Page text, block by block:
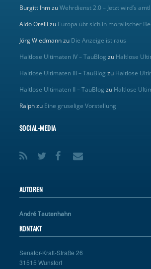
Burgitt IhmzuWehrdienst 2.0 – Jetzt wird’s
Aldo Orelli zu Europa übt sich in moralischer
Jörg Wiedmannzu Die Anzeige ist raus
Haltlose Ultimaten IV – TauBlog zu Haltlose
Haltlose Ultimaten III – TauBlog zu Haltlose
Haltlose Ultimaten II – TauBlog zu Haltlose
Ralphzu Eine gruselige Vorstellung
SOCIAL-MEDIA
AUTOREN
André Tautenhahn
KONTAKT
Senator-Kraft-Straße 26
31515 Wunstorf